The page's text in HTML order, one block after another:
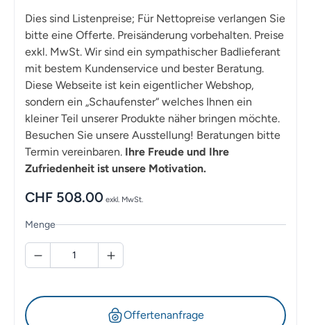
Dies sind Listenpreise; Für Nettopreise verlangen Sie
bitte eine Offerte. Preisänderung vorbehalten. Preise
exkl. MwSt. Wir sind ein sympathischer Badlieferant
mit bestem Kundenservice und bester Beratung.
Diese Webseite ist kein eigentlicher Webshop,
sondern ein „Schaufenster“ welches Ihnen ein
kleiner Teil unserer Produkte näher bringen möchte.
Besuchen Sie unsere Ausstellung! Beratungen bitte
Termin vereinbaren. Ihre Freude und Ihre
Zufriedenheit ist unsere Motivation.
CHF 508.00 exkl. MwSt.
Menge
Offertenanfrage